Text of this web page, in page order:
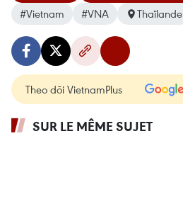
#Vietnam
#VNA Thaïlande
Theo dõi VietnamPlus
SUR LE MÊME SUJET